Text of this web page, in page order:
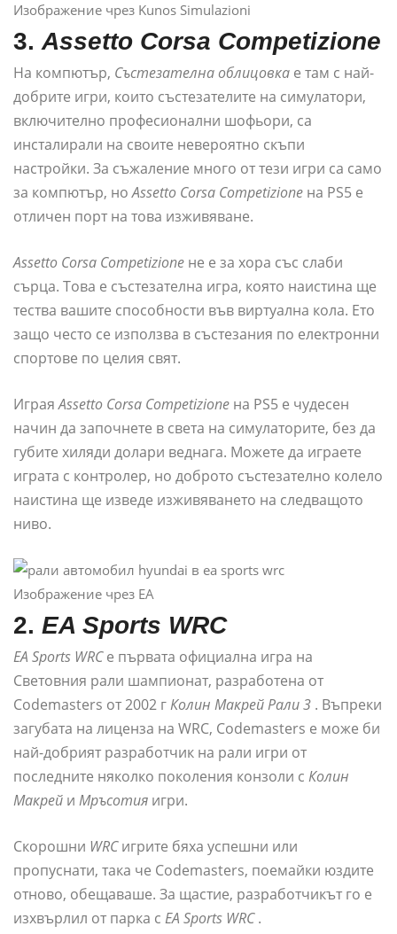
Изображение чрез Kunos Simulazioni
3. Assetto Corsa Competizione
На компютър, Състезателна облицовка е там с най-
добрите игри, които състезателите на симулатори,
включително професионални шофьори, са
инсталирали на своите невероятно скъпи
настройки. За съжаление много от тези игри са само
за компютър, ноAssetto Corsa Competizione на PS5 е
отличен порт на това изживяване.
Assetto Corsa Competizione не е за хора със слаби
сърца. Това е състезателна игра, която наистина ще
тества вашите способности във виртуална кола. Ето
защо често се използва в състезания по електронни
спортове по целия свят.
ИграяAssetto Corsa Competizione на PS5 е чудесен
начин да започнете в света на симулаторите, без да
губите хиляди долари веднага. Можете да играете
играта с контролер, но доброто състезателно колело
наистина ще изведе изживяването на следващото
ниво.
Изображение чрез EA
2. EA Sports WRC
EA Sports WRCе първата официална игра на
Световния рали шампионат, разработена от
Codemasters от 2002 гКолин Макрей Рали 3 . Въпреки
загубата на лиценза на WRC, Codemasters е може би
най-добрият разработчик на рали игри от
последните няколко поколения конзоли с Колин
Макрей и Мръсотия игри.
Скорошни WRCигрите бяха успешни или
пропуснати, така че Codemasters, поемайки юздите
отново, обещаваше. За щастие, разработчикът го е
изхвърлил от парка с EA Sports WRC.